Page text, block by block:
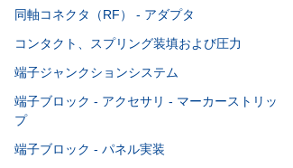
同軸コネクタ（RF） - アダプタ
コンタクト、スプリング装填および圧力
端子ジャンクションシステム
端子ブロック - アクセサリ - マーカーストリッ
プ
端子ブロック - パネル実装